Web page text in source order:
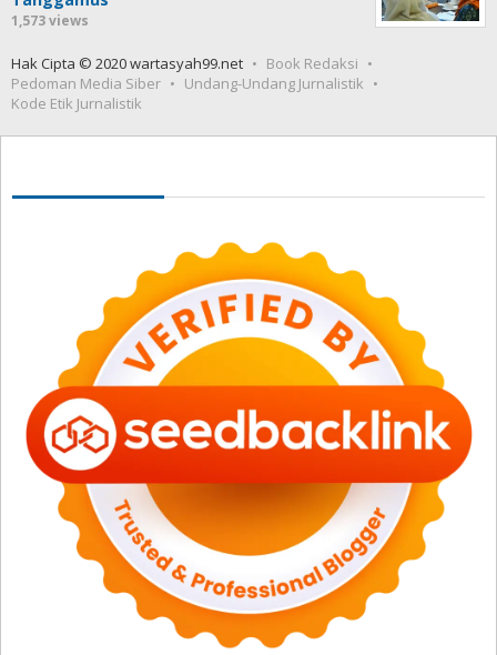
1,573 views
Hak Cipta © 2020 wartasyah99.net
Book Redaksi
Pedoman Media Siber
Undang-Undang Jurnalistik
Kode Etik Jurnalistik